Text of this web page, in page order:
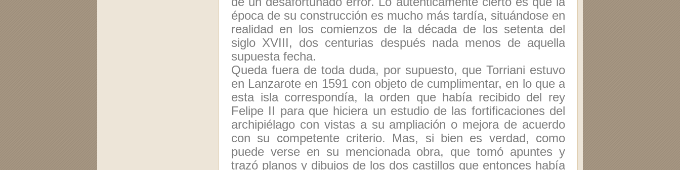
época de su construcción es mucho más tardía, situándose en
realidad en los comienzos de la década de los setenta del
siglo XVIII, dos centurias después nada menos de aquella
supuesta fecha.
Queda fuera de toda duda, por supuesto, que Torriani estuvo
en Lanzarote en 1591 con objeto de cumplimentar, en lo que a
esta isla correspondía, la orden que había recibido del rey
Felipe II para que hiciera un estudio de las fortificaciones del
archipiélago con vistas a su ampliación o mejora de acuerdo
con su competente criterio. Mas, si bien es verdad, como
puede verse en su mencionada obra, que tomó apuntes y
trazó planos y dibujos de los dos castillos que entonces había